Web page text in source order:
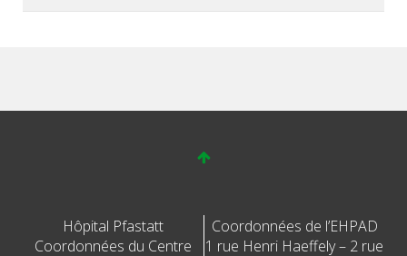
Hôpital Pfastatt
Coordonnées du Centre
Coordonnées de l’EHPAD
1 rue Henri Haeffely – 2 rue